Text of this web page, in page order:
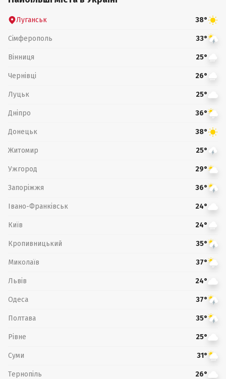
Луганськ 38°
Сімферополь 33°
Вінниця 25°
Чернівці 26°
Луцьк 25°
Дніпро 36°
Донецьк 38°
Житомир 25°
Ужгород 29°
Запоріжжя 36°
Івано-Франківськ 24°
Київ 24°
Кропивницький 35°
Миколаїв 37°
Львів 24°
Одеса 37°
Полтава 35°
Рівне 25°
Суми 31°
Тернопіль 26°